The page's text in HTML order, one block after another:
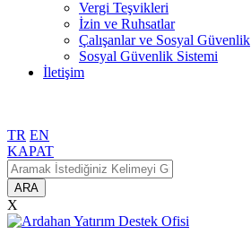
Vergi Teşvikleri
İzin ve Ruhsatlar
Çalışanlar ve Sosyal Güvenlik
Sosyal Güvenlik Sistemi
İletişim
TR EN
KAPAT
ARA
X